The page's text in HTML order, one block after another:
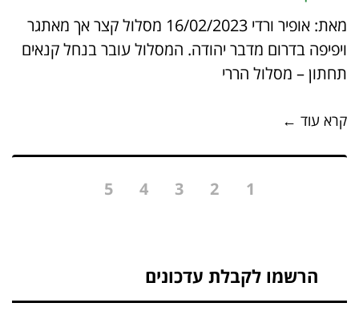
מאת: אופיר ורדי 16/02/2023 מסלול קצר אך מאתגר
ויפיפה בדרום מדבר יהודה. המסלול עובר בנחל קנאים
תחתון – מסלול הררי
קרא עוד ←
1
2
3
4
5
הרשמו לקבלת עדכונים